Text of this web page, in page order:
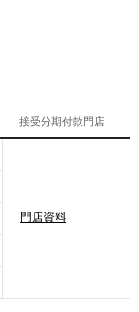
接受分期付款門店
門店資料